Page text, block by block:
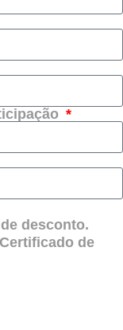
desconto.
de